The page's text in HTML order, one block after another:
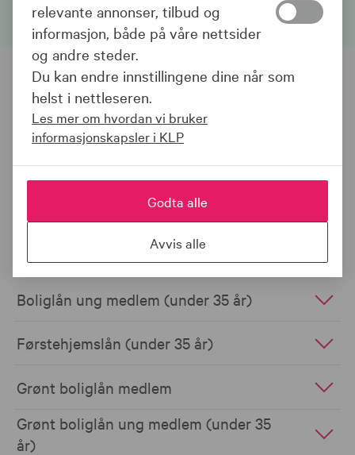
Boliglån
Boliglån for medlemmer
Boliglån medlem (over 35 år)
Boliglån ung medlem (under 35 år)
Førstehjemslån (under 35 år)
Grønt boliglån medlem
Grønt boliglån ung medlem (under 35
år)
relevante annonser, tilbud og
informasjon, både på våre nettsider
og andre steder.
Du kan endre innstillingene dine når som
helst i nettleseren.
Les mer om hvordan vi bruker
informasjonskapsler i KLP
Godta alle
Avvis alle